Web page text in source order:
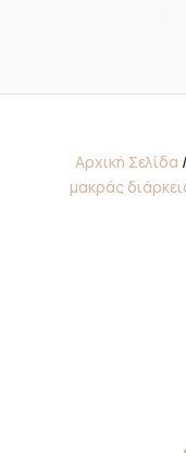
Αρχική Σελίδα /
μακράς